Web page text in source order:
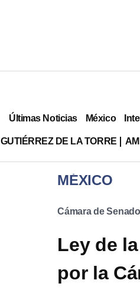
Últimas Noticias México
GUTIÉRREZ DE LA TORRE
MÉXICO
Cámara de
Ley de
por la